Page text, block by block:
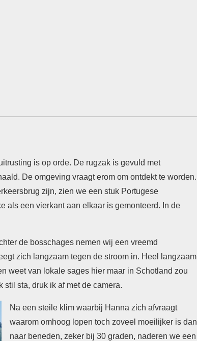
is op orde. De rugzak is gevuld met
De omgeving vraagt erom om ontdekt te worden.
zijn, zien we een stuk Portugese
als een vierkant aan elkaar is gemonteerd. In de
de bosschages nemen wij een vreemd
zich langzaam tegen de stroom in. Heel langzaam
weet van lokale sages hier maar in Schotland zou
sta, druk ik af met de camera.
Na een steile klim waarbij Hanna zich afvraagt
waarom omhoog lopen toch zoveel moeilijker is dan
naar beneden, zeker bij 30 graden, naderen we een